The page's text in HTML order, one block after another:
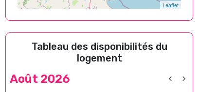
Leaflet
Tableau des disponibilités du
logement
Août 2026